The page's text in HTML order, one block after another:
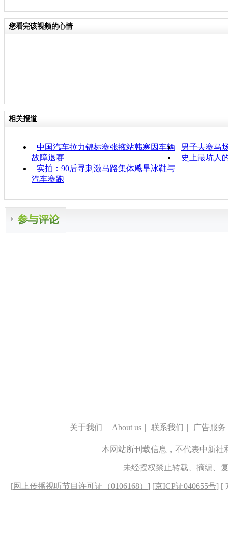
您看完该视频的心情
相关报道
中国汽车拉力锦标赛张掖站韩寒因车辆
故障退赛
男子去赛马
史上最坑人
实拍：90后寻刺激马路集体飚旱冰鞋与
汽车赛跑
关于我们 | About us | 联系我们 | 广告服务
本网站所刊载信息，不代表中新
未经授权禁止转载、摘编、
[网上传播视听节目许可证（0106168） ] [京ICP证040655号] [